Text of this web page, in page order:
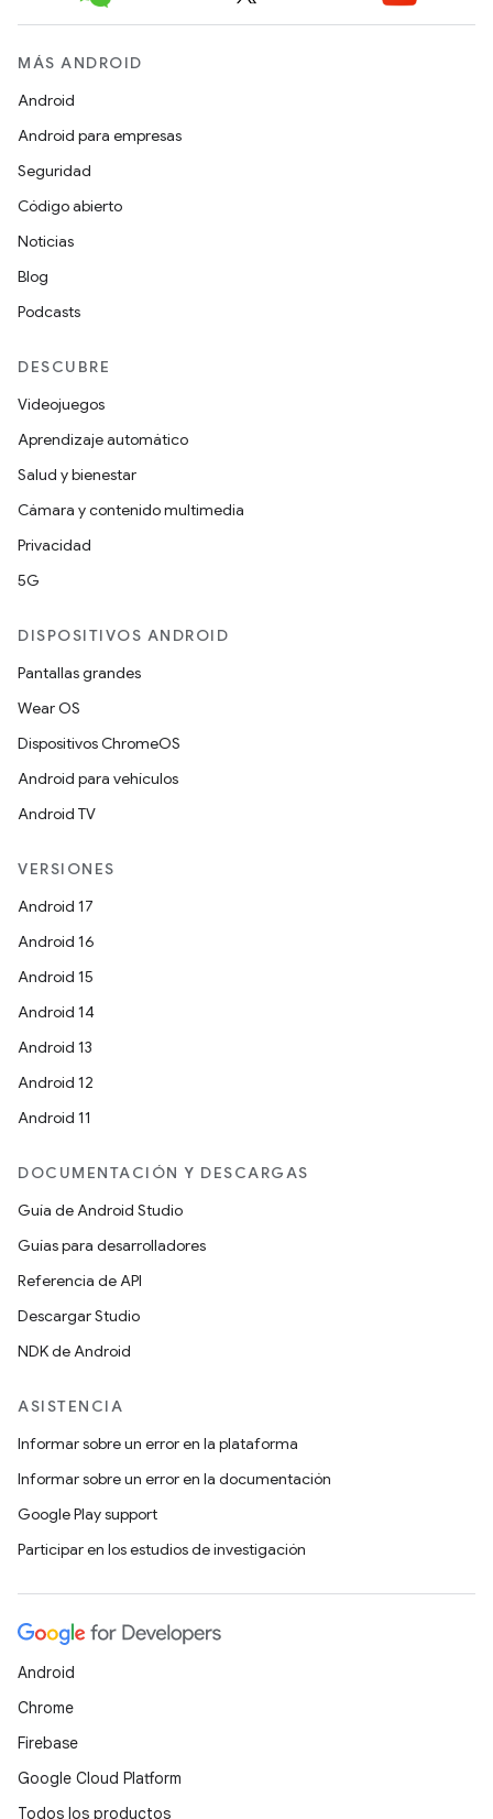
MÁS ANDROID
Android
Android para empresas
Seguridad
Código abierto
Noticias
Blog
Podcasts
DESCUBRE
Videojuegos
Aprendizaje automático
Salud y bienestar
Cámara y contenido multimedia
Privacidad
5G
DISPOSITIVOS ANDROID
Pantallas grandes
Wear OS
Dispositivos ChromeOS
Android para vehículos
Android TV
VERSIONES
Android 17
Android 16
Android 15
Android 14
Android 13
Android 12
Android 11
DOCUMENTACIÓN Y DESCARGAS
Guía de Android Studio
Guías para desarrolladores
Referencia de API
Descargar Studio
NDK de Android
ASISTENCIA
Informar sobre un error en la plataforma
Informar sobre un error en la documentación
Google Play support
Participar en los estudios de investigación
Android
Chrome
Firebase
Google Cloud Platform
Todos los productos